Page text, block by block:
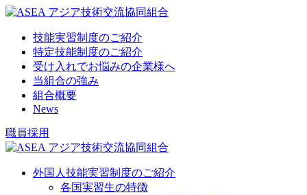
技能実習制度のご紹介
特定技能制度のご紹介
受け入れでお悩みの企業様へ
当組合の強み
組合概要
News
職員採用
外国人技能実習制度のご紹介
各国実習生の特徴